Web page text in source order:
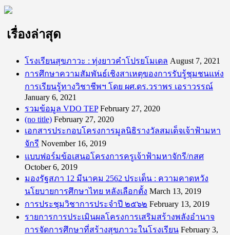
เรื่องล่าสุด
โรงเรียนสุขภาวะ : ทุ่งยาวคำโปรยโมเดล August 7, 2021
การศึกษาความสัมพันธ์เชิงสาเหตุของการรับรู้ชุมชนแห่ง
การเรียนรู้ทางวิชาชีพฯ โดย ผศ.ดร.วราพร เอราวรรณ์
January 6, 2021
รวมข้อมูล VDO TEP February 27, 2020
(no title) February 27, 2020
เอกสารประกอบโครงการมูลนิธิรางวัลสมเด็จเจ้าฟ้ามหา
จักรี November 16, 2019
แบบฟอร์มข้อเสนอโครงการครูเจ้าฟ้ามหาจักรี/กสศ
October 6, 2019
มองรัฐสภา 12 มีนาคม 2562 ประเด็น : ความคาดหวัง
นโยบายการศึกษาไทย หลังเลือกตั้ง March 13, 2019
การประชุมวิชาการประจำปี ๒๕๖๒ February 13, 2019
รายการการประเมินผลโครงการเสริมสร้างพลังอำนาจ
การจัดการศึกษาที่สร้างสุขภาวะในโรงเรียน February 3,